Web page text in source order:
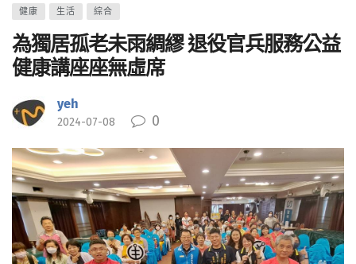
健康 生活 綜合
為獨居孤老未雨綢繆 退役官兵服務公益
健康講座座無虛席
yeh
2024-07-08 0